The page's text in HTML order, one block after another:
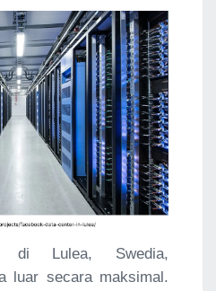
di Lulea, Swedia,
luar secara maksimal.